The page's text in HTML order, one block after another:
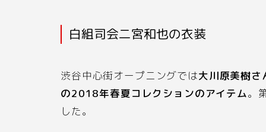
白組司会二宮和也の衣装
渋谷中心街オープニングでは大川原美樹
の2018年春夏コレクションのアイテム。
した。